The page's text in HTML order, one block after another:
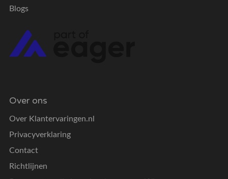
Blogs
Over ons
Over Klantervaringen.nl
Privacyverklaring
Contact
Richtlijnen